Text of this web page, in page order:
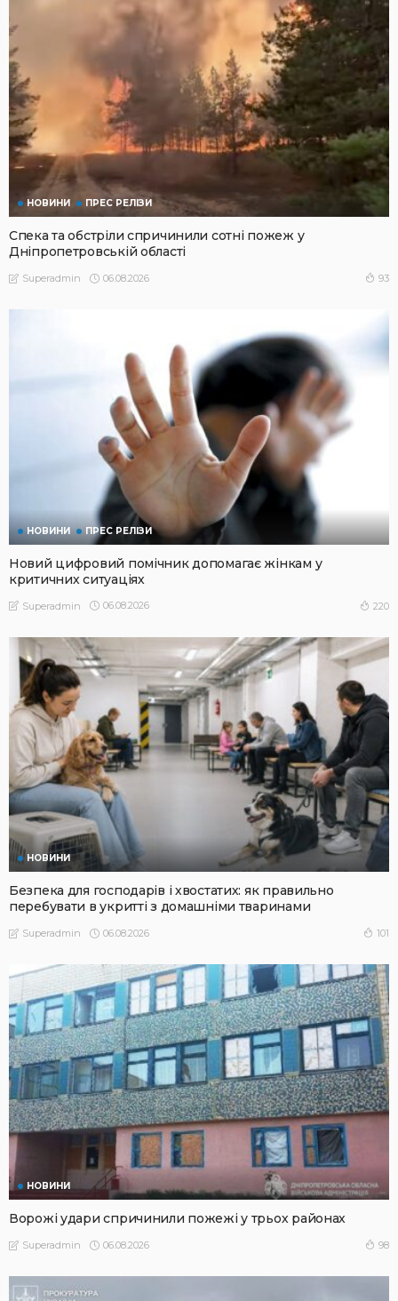
НОВИНИ ПРЕС РЕЛІЗИ
Спека та обстріли спричинили сотні пожеж у
Дніпропетровській області
Superadmin 06.08.2026 93
НОВИНИ ПРЕС РЕЛІЗИ
Новий цифровий помічник допомагає жінкам у
критичних ситуаціях
Superadmin 06.08.2026 220
НОВИНИ
Безпека для господарів і хвостатих: як правильно
перебувати в укритті з домашніми тваринами
Superadmin 06.08.2026 101
НОВИНИ
Ворожі удари спричинили пожежі у трьох районах
Superadmin 06.08.2026 98